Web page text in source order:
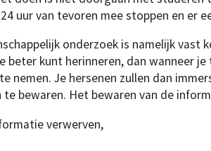
uur van tevoren mee stoppen en er
onderzoek is namelijk vast
beter kunt herinneren, dan wanneer
nemen. Je hersenen zullen dan
te bewaren. Het bewaren van de
verwerven,